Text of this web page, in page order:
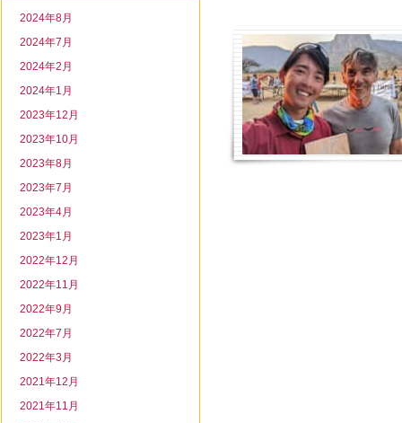
2024年8月
2024年7月
2024年2月
2024年1月
2023年12月
2023年10月
2023年8月
2023年7月
2023年4月
2023年1月
2022年12月
2022年11月
2022年9月
2022年7月
2022年3月
2021年12月
2021年11月